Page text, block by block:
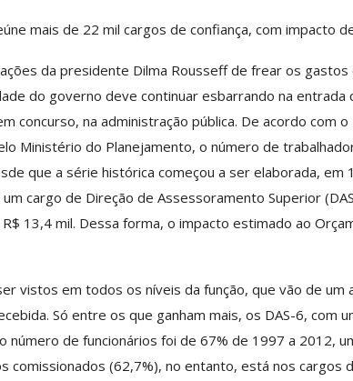
mais de 22 mil cargos de confiança, com impacto
da presidente Dilma Rousseff de frear os gastos
do governo deve continuar esbarrando na entrada
concurso, na administração pública. De acordo com
Ministério do Planejamento, o número de
que a série histórica começou a ser elaborada, em
cargo de Direção de Assessoramento Superior
13,4 mil. Dessa forma, o impacto estimado ao
vistos em todos os níveis da função, que vão de um
Só entre os que ganham mais, os DAS-6, com
número de funcionários foi de 67% de 1997 a 2012,
comissionados (62,7%), no entanto, está nos cargos
Clube De Benefícios ASSECOR
Reúne Dezenas De Escolas De
Idiomas Com Condições…
Comunicacao 29 jun, 2026
IMPRENSA